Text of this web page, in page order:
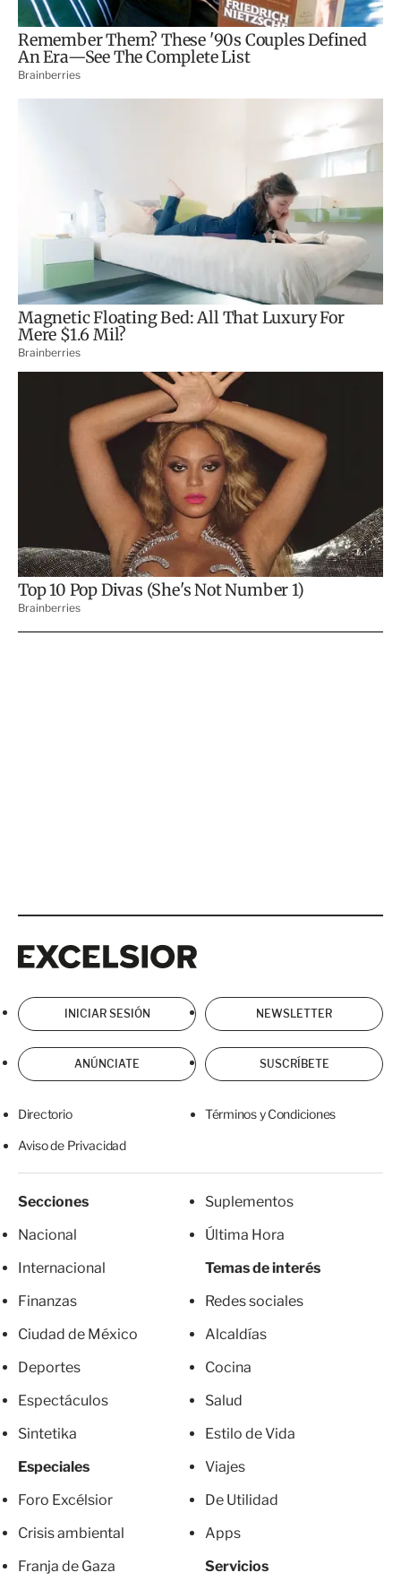
INICIAR SESIÓN NEWSLETTER
ANÚNCIATE SUSCRÍBETE
Directorio Términos y Condiciones
Aviso de Privacidad
Secciones
Nacional
Internacional
Finanzas
Ciudad de México
Deportes
Espectáculos
Sintetika
Especiales
Foro Excélsior
Crisis ambiental
Franja de Gaza
Suplementos
Última Hora
Temas de interés
Redes sociales
Alcaldías
Cocina
Salud
Estilo de Vida
Viajes
De Utilidad
Apps
Servicios